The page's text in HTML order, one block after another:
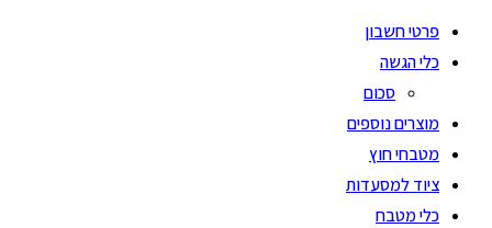
פרטי חשבון
כלי הגשה
סכום
מוצרים נוספים
מטבחי חוץ
ציוד למסעדות
כלי מטבח